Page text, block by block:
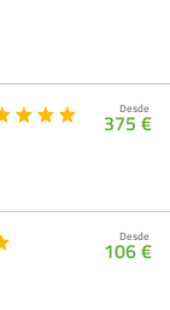
Desde
375 €
Desde
106 €